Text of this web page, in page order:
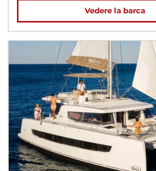
Vedere la barca